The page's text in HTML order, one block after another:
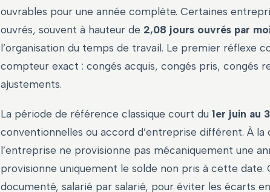
ouvrables pour une année complète. Certaines
ouvrés, souvent à hauteur de 2,08 jours ouvrés par
l’organisation du temps de travail. Le premier réflexe
compteur exact : congés acquis, congés pris, congés
ajustements.
La période de référence classique court du 1er juin au
conventionnelles ou accord d’entreprise différent. À
l’entreprise ne provisionne pas mécaniquement une
provisionne uniquement le solde non pris à cette date.
documenté, salarié par salarié, pour éviter les écarts